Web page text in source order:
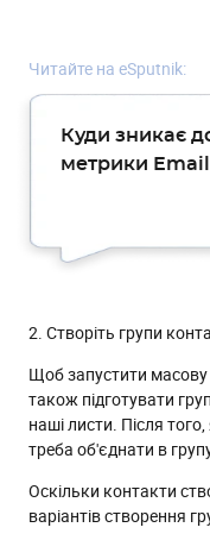
Читайте на eSputnik:
Куди зникає
метрики
2. Створіть групи
Щоб запустити масову
також підготувати
наші листи. Після
треба об'єднати в
Оскільки контакти
варіантів створення